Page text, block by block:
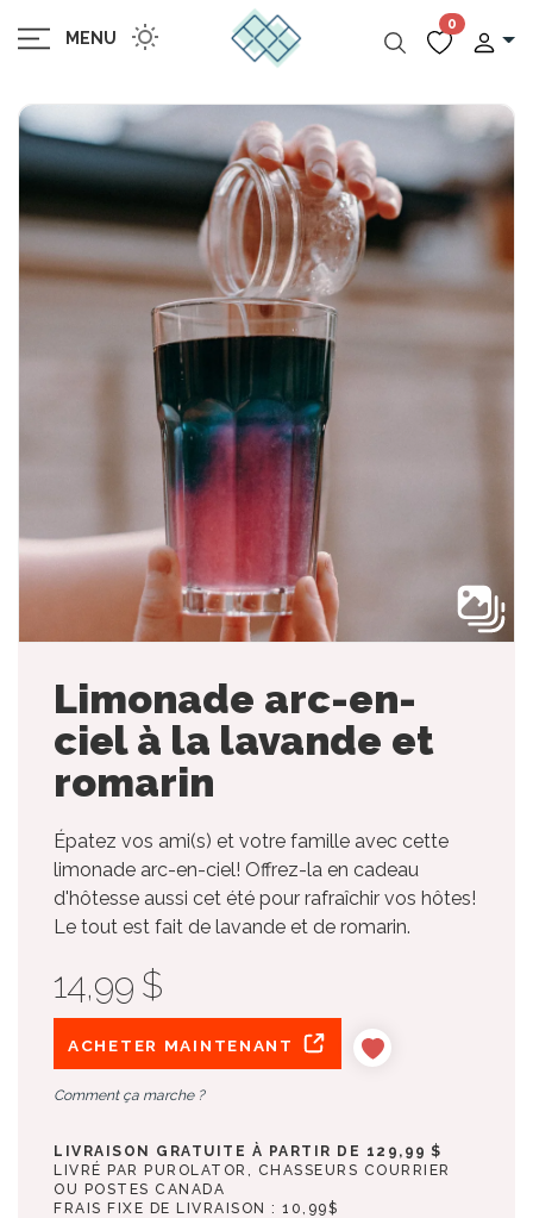
MENU
0
Limonade arc-en-
ciel à la lavande et
romarin
Épatez vos ami(s) et votre famille avec cette
limonade arc-en-ciel! Offrez-la en cadeau
d'hôtesse aussi cet été pour rafraîchir vos hôtes!
Le tout est fait de lavande et de romarin.
14,99 $
ACHETER MAINTENANT
Comment ça marche ?
LIVRAISON GRATUITE À PARTIR DE 129,99 $
LIVRÉ PAR PUROLATOR, CHASSEURS COURRIER
OU POSTES CANADA
FRAIS FIXE DE LIVRAISON : 10,99$